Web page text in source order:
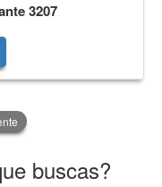
3207
buscas?